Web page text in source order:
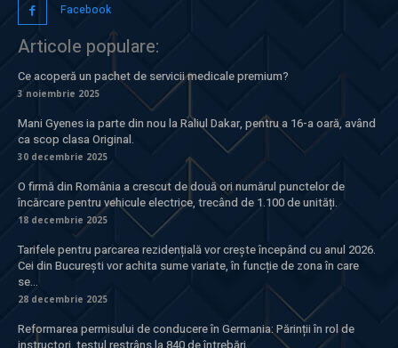
Facebook
Articole populare:
Ce acoperă un pachet de servicii medicale premium?
3 noiembrie 2025
Mani Gyenes ia parte din nou la Raliul Dakar, pentru a 16-a oară, având
ca scop clasa Original.
30 decembrie 2025
O firmă din România a crescut de două ori numărul punctelor de
încărcare pentru vehicule electrice, trecând de 1.100 de unități.
18 decembrie 2025
Tarifele pentru parcarea rezidențială vor crește începând cu anul 2026.
Cei din București vor achita sume variate, în funcție de zona în care
se...
28 decembrie 2025
Reformarea permisului de conducere în Germania: Părinții în rol de